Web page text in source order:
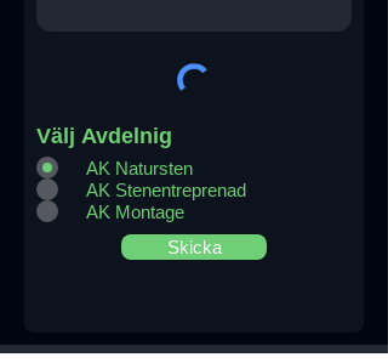
Välj Avdelnig
AK Natursten
AK Stenentreprenad
AK Montage
Skicka